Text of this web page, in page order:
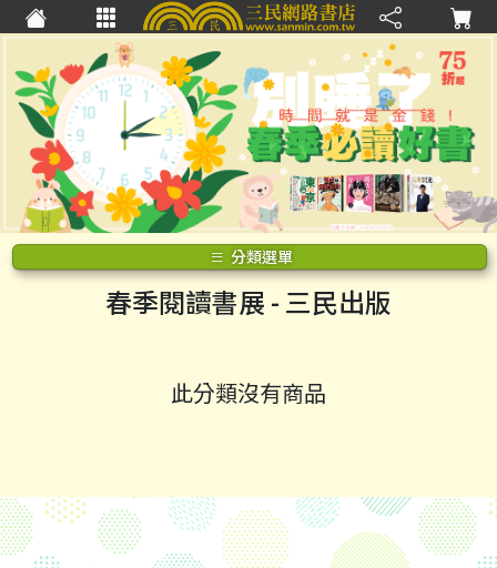
分類選單
春季閱讀書展 - 三民出版
此分類沒有商品